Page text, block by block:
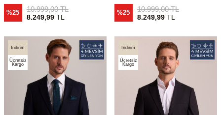
%25 10.999,00TL
8.249,99TL
%25 10.999,00TL
8.249,99TL
İndirim
Ücretsiz
Kargo
İndirim
Ücretsiz
Kargo